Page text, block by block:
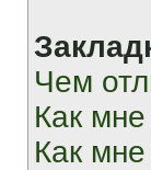
Чем
Как
Как мне